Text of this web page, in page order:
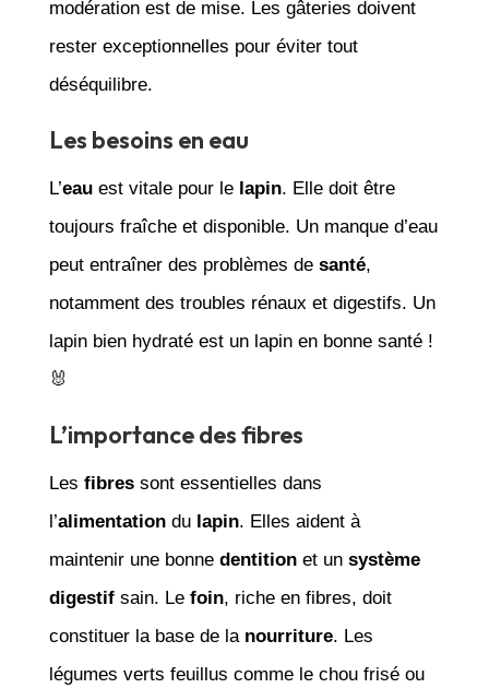
modération est de mise. Les gâteries doivent
rester exceptionnelles pour éviter tout
déséquilibre.
Les besoins en eau
L’eauest vitale pour le lapin. Elle doit être
toujours fraîche et disponible. Un manque d’eau
peut entraîner des problèmes de santé,
notamment des troubles rénaux et digestifs. Un
lapin bien hydraté est un lapin en bonne santé !
🐰
L’importance des fibres
Les fibressont essentielles dans
l’alimentationdu lapin. Elles aident à
maintenir une bonne dentitionet un système
digestifsain. Le foin, riche en fibres, doit
constituer la base de la nourriture. Les
légumes verts feuillus comme le chou frisé ou